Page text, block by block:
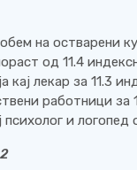
на остварени
од 11.4
кај лекар за 11.3
работници за
психолог и
2